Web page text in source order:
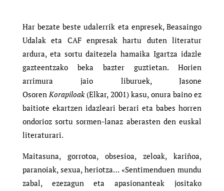
Har bezate beste udalerrik eta enpresek, Beasaingo
Udalak eta CAF enpresak hartu duten literatur
ardura, eta sortu daitezela hamaika Igartza idazle
gazteentzako beka bazter guztietan. Horien
arrimura jaio liburuek, Jasone
OsorenKorapiloak (Elkar, 2001) kasu, onura baino ez
baitiote ekartzen idazleari berari eta babes horren
ondorioz sortu sormen-lanaz aberasten den euskal
literaturari.
Maitasuna, gorrotoa, obsesioa, zeloak, kariñoa,
paranoiak, sexua, heriotza… «Sentimenduen mundu
zabal, ezezagun eta apasionanteak jositako